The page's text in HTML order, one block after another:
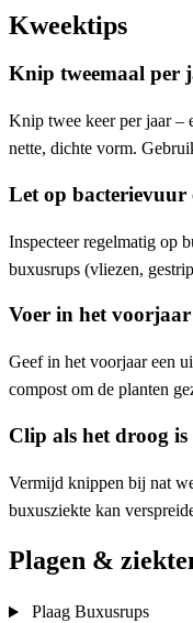
Kweektips
Knip tweemaal per
Knip twee keer per jaar –
nette, dichte vorm.
Let op bacterievuur
Inspecteer regelmatig op
buxusrups (vliezen,
Voer in het voorjaar
Geef in het voorjaar een
compost om de planten
Clip als het droog is
Vermijd knippen bij nat
buxusziekte kan
Plagen &
Plaag Buxusrups